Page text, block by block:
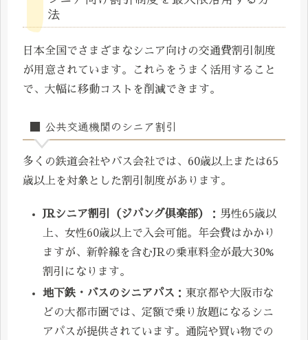
法
日本全国でさまざまなシニア向けの交通費割引制度
が用意されています。これらをうまく活用すること
で、大幅に移動コストを削減できます。
■ 公共交通機関のシニア割引
多くの鉄道会社やバス会社では、60歳以上または65
歳以上を対象とした割引制度があります。
JRシニア割引（ジパング倶楽部）
：男性65歳以
上、女性60歳以上で入会可能。年会費はかかり
ますが、新幹線を含むJRの乗車料金が最大30%
割引になります。
地下鉄・バスのシニアパス ：東京都や大阪市な
どの大都市圏では、定額で乗り放題になるシニ
アパスが提供されています。通院や買い物での